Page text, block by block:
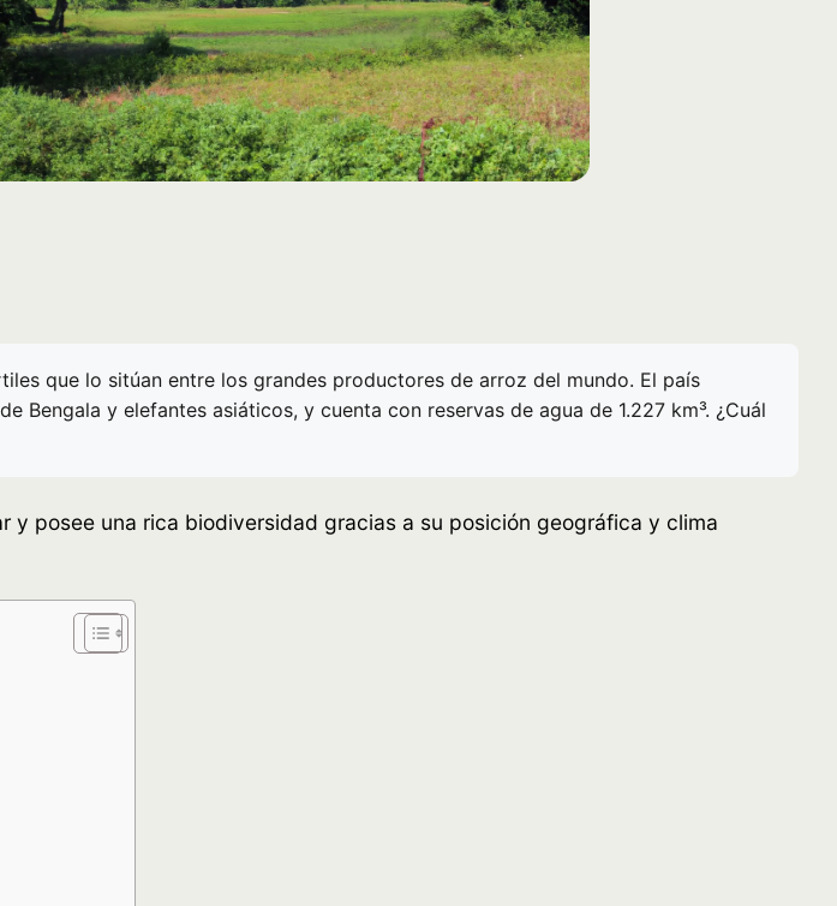
que lo sitúan entre los grandes productores de arroz del mundo. El país
y elefantes asiáticos, y cuenta con reservas de agua de 1.227 km³. ¿Cuál
y posee una rica biodiversidad gracias a su posición geográfica y clima